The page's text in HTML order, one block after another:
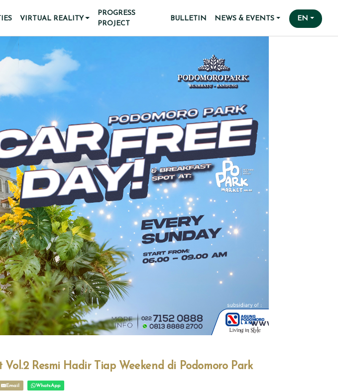
VIRTUAL REALITY
PROGRESS
PROJECT
BULLETIN NEWS & EVENTS EN
Resmi Hadir Tiap Weekend di Podomoro Park
Email WhatsApp